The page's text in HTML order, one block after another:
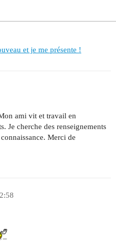
et je me présente !
ami vit et travail en
Je cherche des renseignements
Merci de